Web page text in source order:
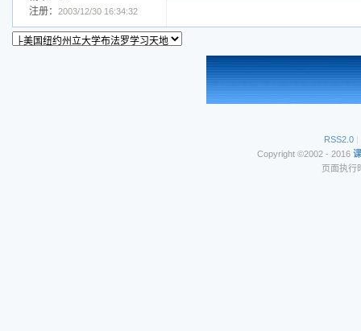
注册： 2003/12/30 16:34:32
RSS2.0 |
Copyright ©2002 - 2016
页面执行